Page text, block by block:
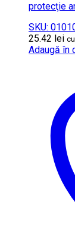
protecţie
SKU:
25.42 lei
Adaugă în